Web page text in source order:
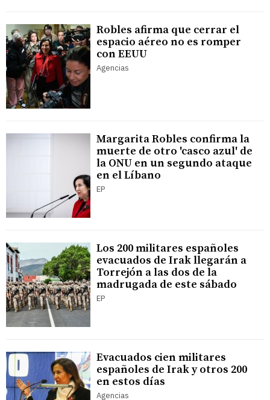
Robles afirma que cerrar el
espacio aéreo no es romper
con EEUU
Agencias
Margarita Robles confirma la
muerte de otro 'casco azul' de
la ONU en un segundo ataque
en el Líbano
EP
Los 200 militares españoles
evacuados de Irak llegarán a
Torrejón a las dos de la
madrugada de este sábado
EP
Evacuados cien militares
españoles de Irak y otros 200
en estos días
Agencias